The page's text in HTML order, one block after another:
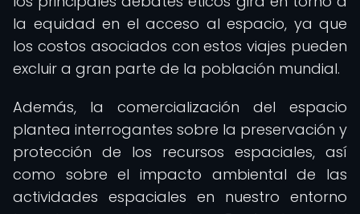
la equidad en el acceso al espacio, ya que
los costos asociados con estos viajes pueden
excluir a gran parte de la población mundial.
Además, la comercialización del espacio
plantea interrogantes sobre la preservación y
protección de los recursos espaciales, así
como sobre el impacto ambiental de las
actividades espaciales en nuestro entorno